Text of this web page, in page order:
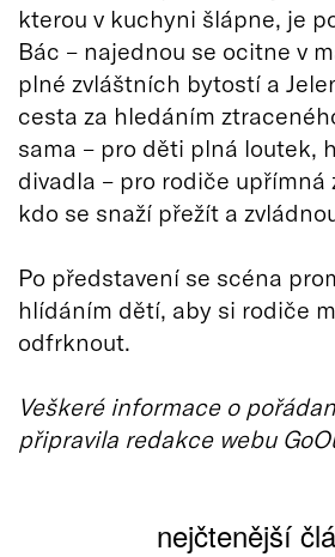
kterou v kuchyni šlápne, je
Bác – najednou se ocitne v
plné zvláštních bytostí a
cesta za hledáním
sama – pro děti plná loutek,
divadla – pro rodiče upřímná
kdo se snaží přežít a
Po představení se scéna
hlídáním dětí, aby si rodiče
odfrknout.
Veškeré informace o
připravila redakce webu
nejčtenější